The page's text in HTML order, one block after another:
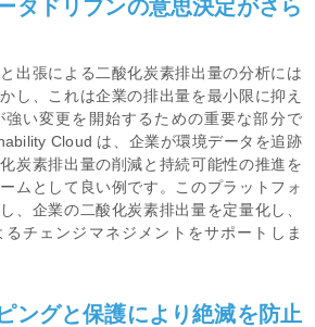
タドリブンの意思決定がさら
出張による二酸化炭素排出量の分析には
し、これは企業の排出量を最小限に抑え
強い変更を開始するための重要な部分で
Cloud は、企業が環境データを追跡
炭素排出量の削減と持続可能性の推進を
ムとして良い例です。このプラットフォ
、企業の二酸化炭素排出量を定量化し、
チェンジマネジメントをサポートしま
ングと保護により絶滅を防止